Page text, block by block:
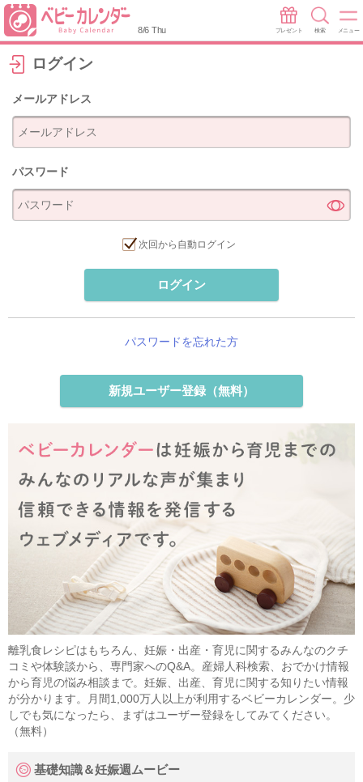
8/6 Thu プレゼント 検索 メニュー
ログイン
メールアドレス
パスワード
次回から自動ログイン
ログイン
パスワードを忘れた方
新規ユーザー登録（無料）
離乳食レシピはもちろん、妊娠・出産・育児に関するみんなのクチ
コミや体験談から、専門家へのQ&A。産婦人科検索、おでかけ情報
から育児の悩み相談まで。妊娠、出産、育児に関する知りたい情報
が分かります。月間1,000万人以上が利用するベビーカレンダー。少
しでも気になったら、まずはユーザー登録をしてみてください。
（無料）
基礎知識＆妊娠週ムービー